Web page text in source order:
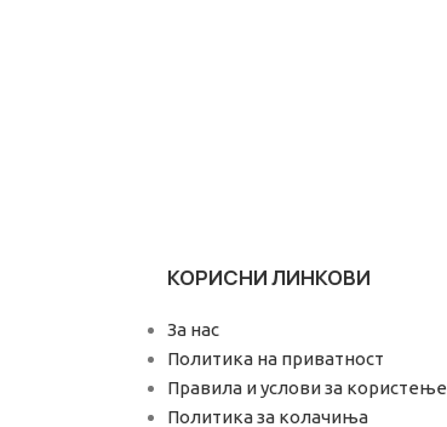
КОРИСНИ ЛИНКОВИ
За нас
Политика на приватност
Правила и услови за користење
Политика за колачиња